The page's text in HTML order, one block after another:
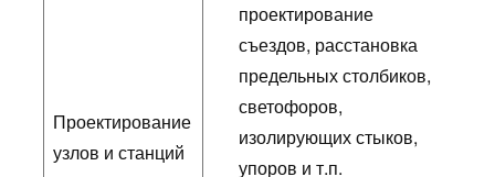
Проектирование
узлов и станций
проектирование
съездов, расстановка
предельных столбиков,
светофоров,
изолирующих стыков,
упоров и т.п.